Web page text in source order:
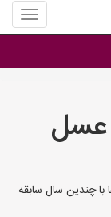
منوی
سایت
عسل
عسل
چندین سال سابقه